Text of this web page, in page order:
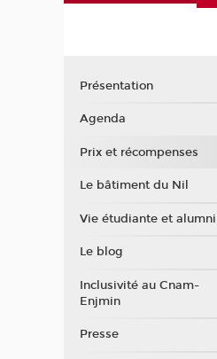
Présentation
Agenda
Prix et récompenses
Le bâtiment du Nil
Vie étudiante et alumni
Le blog
Inclusivité au Cnam-
Enjmin
Presse